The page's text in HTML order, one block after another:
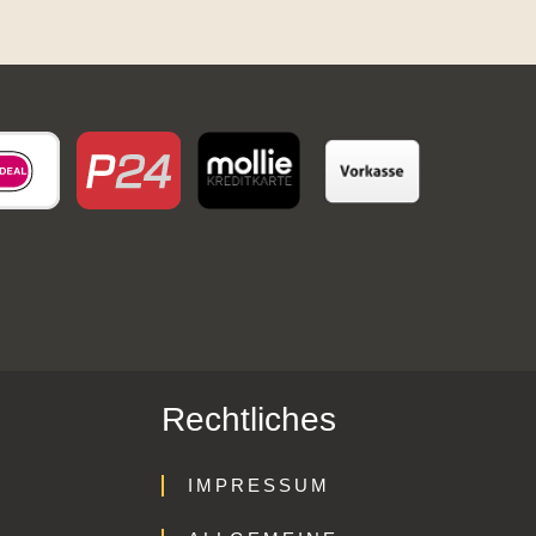
Rechtliches
IMPRESSUM